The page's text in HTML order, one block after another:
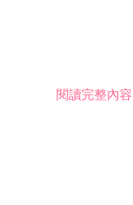
閱讀完整內容